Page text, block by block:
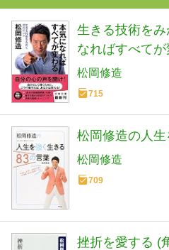
生きる技術を
なればすべて
1)
松岡修造
715
松岡修造の人
松岡修造
709
挫折を愛する (